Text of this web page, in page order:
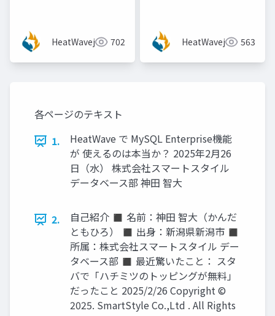
山 隆輔氏 (日本オラク
ル株式会社)]HeatWavejp 702 HeatWavejp 563
各ページのテキスト
1.
HeatWave で MySQL Enterprise機能
が 使えるのは本当か？ 2025年2月26
日（水） 株式会社スマートスタイル
データベース部 神田 智大
2.
自己紹介 ◼ 名前：神田 智大（かんだ
ともひろ） ◼ 出身：新潟県新潟市 ◼
所属：株式会社スマートスタイル デー
タベース部 ◼ 最近驚いたこと： スタ
バで「ハチミツのトッピングが無料」
だったこと 2025/2/26 Copyright ©
2025. SmartStyle Co.,Ltd . All Rights